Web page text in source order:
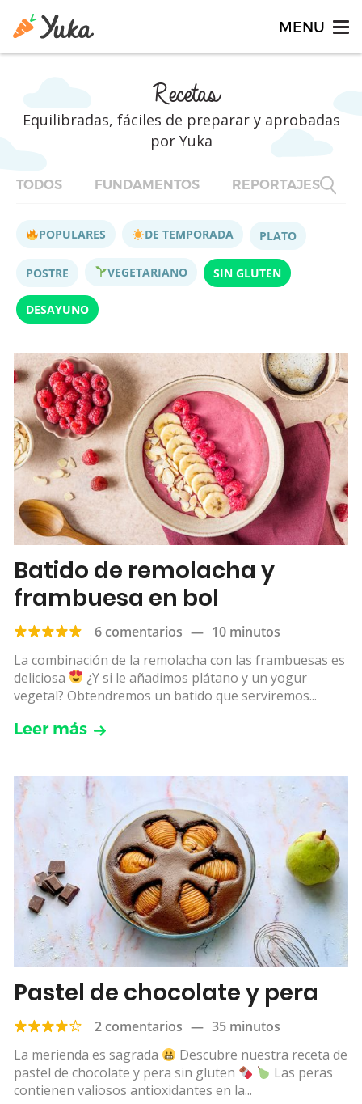
Recetas
Equilibradas, fáciles de preparar y aprobadas
por Yuka
TODOS FUNDAMENTOS REPORTAJES
POPULARES DE TEMPORADA PLATO
POSTRE VEGETARIANO SIN GLUTEN
DESAYUNO
Batido de remolacha y
frambuesa en bol
6 comentarios — 10 minutos
La combinación de la remolacha con las frambuesas es
deliciosa
¿Y si le añadimos plátano y un yogur
vegetal? Obtendremos un batido que serviremos...
Leer más
Pastel de chocolate y pera
2 comentarios — 35 minutos
La merienda es sagrada
Descubre nuestra receta de
pastel de chocolate y pera sin gluten
Las peras
contienen valiosos antioxidantes en la...